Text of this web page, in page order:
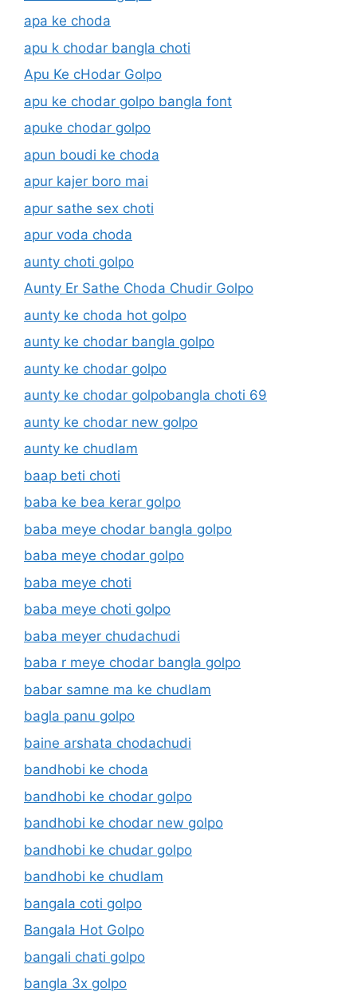
apa ke choda
apu k chodar bangla choti
Apu Ke cHodar Golpo
apu ke chodar golpo bangla font
apuke chodar golpo
apun boudi ke choda
apur kajer boro mai
apur sathe sex choti
apur voda choda
aunty choti golpo
Aunty Er Sathe Choda Chudir Golpo
aunty ke choda hot golpo
aunty ke chodar bangla golpo
aunty ke chodar golpo
aunty ke chodar golpobangla choti 69
aunty ke chodar new golpo
aunty ke chudlam
baap beti choti
baba ke bea kerar golpo
baba meye chodar bangla golpo
baba meye chodar golpo
baba meye choti
baba meye choti golpo
baba meyer chudachudi
baba r meye chodar bangla golpo
babar samne ma ke chudlam
bagla panu golpo
baine arshata chodachudi
bandhobi ke choda
bandhobi ke chodar golpo
bandhobi ke chodar new golpo
bandhobi ke chudar golpo
bandhobi ke chudlam
bangala coti golpo
Bangala Hot Golpo
bangali chati golpo
bangla 3x golpo